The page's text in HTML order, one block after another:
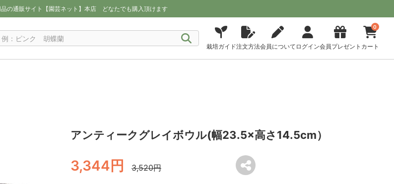
の通販サイト【園芸ネット】本店 どなたでも購入頂けます
栽培ガイド注文方法会員について ログイン会員プレゼント
0
カート
アンティークグレイボウル(幅23.5×高さ14.5cm）
3,344円 3,520円